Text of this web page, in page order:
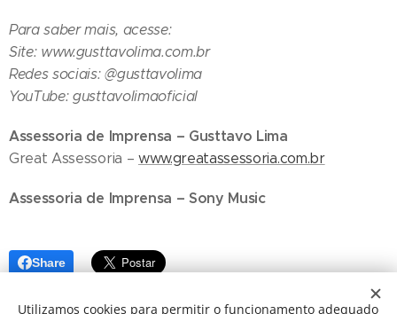
Para saber mais, acesse:
Site: www.gusttavolima.com.br
Redes sociais: @gusttavolima
YouTube: gusttavolimaoficial
Assessoria de Imprensa – Gusttavo Lima
Great Assessoria – www.greatassessoria.com.br
Assessoria de Imprensa – Sony Music
Share
Utilizamos cookies para permitir o funcionamento adequado